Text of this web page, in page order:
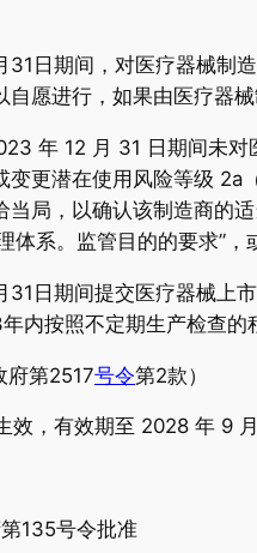
日期间，对医疗器械制
愿进行，如果由医疗器
年 12 月 31 日期间未
变更潜在使用风险等级
局，以确认该制造商的
体系。监管目的的要求”
日期间提交医疗器械上
内按照不定期生产检查的
府第2517号令第2款）
，有效期至 2028 年 9 月
135号令批准